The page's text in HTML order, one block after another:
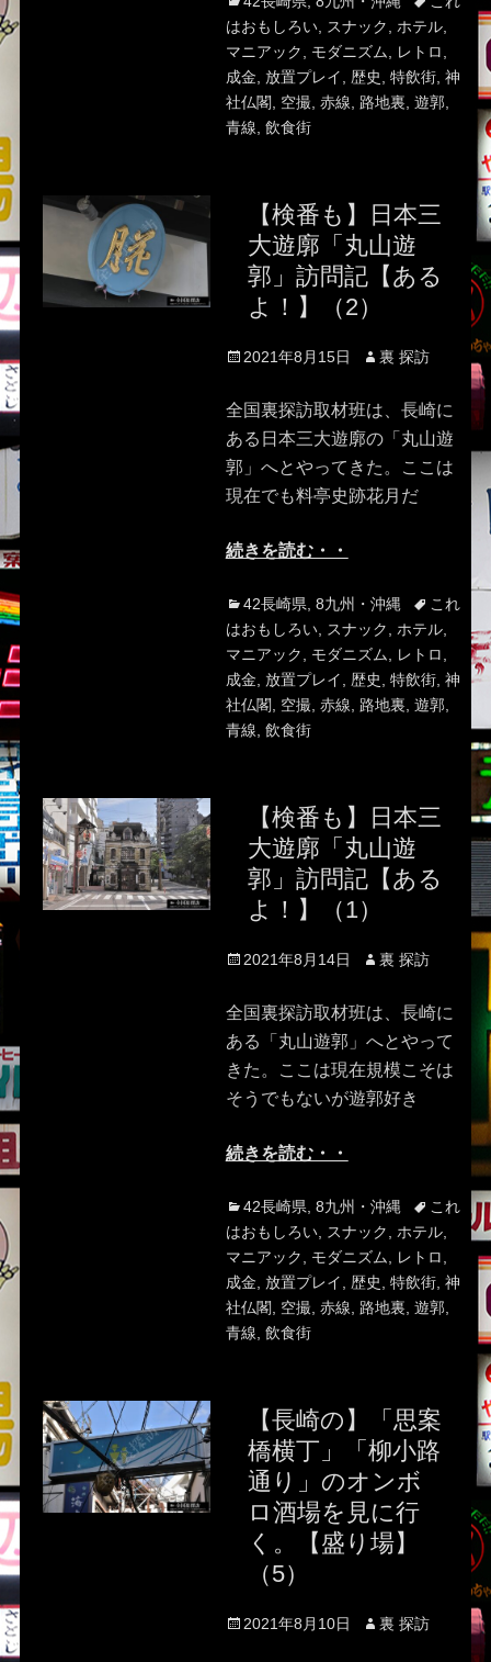
はおもしろい, スナック ホテル,
マニアック
モダニズム レトロ
成金 放置プレイ 歴史 特飲街, 神
社仏閣
空撮, 赤線 路地裏 遊郭,
青線 飲食街
【検番も】日本三
大遊廓「丸山遊
郭」訪問記【ある
よ！】（2）
Posted
2021年8月15日 Author
裏 探訪
全国裏探訪取材班は、長崎に
ある日本三大遊廓の「丸山遊
郭」へとやってきた。ここは
現在でも料亭史跡花月だ
続きを読む・・
Categories
42長崎県 8九州・沖縄 Tagsこれ
はおもしろい, スナック ホテル,
マニアック
モダニズム レトロ
成金 放置プレイ 歴史 特飲街, 神
社仏閣
空撮, 赤線 路地裏 遊郭,
青線 飲食街
【検番も】日本三
大遊廓「丸山遊
郭」訪問記【ある
よ！】（1）
Posted
2021年8月14日 Author
裏 探訪
全国裏探訪取材班は、長崎に
ある「丸山遊郭」へとやって
きた。ここは現在規模こそは
そうでもないが遊郭好き
続きを読む・・
Categories
42長崎県 8九州・沖縄 Tagsこれ
はおもしろい, スナック ホテル,
マニアック
モダニズム レトロ
成金 放置プレイ 歴史 特飲街, 神
社仏閣
空撮, 赤線 路地裏 遊郭,
青線 飲食街
【長崎の】「思案
橋横丁」「柳小路
通り」のオンボ
ロ酒場を見に行
く。【盛り場】
（5）
Posted
2021年8月10日 Author
裏 探訪